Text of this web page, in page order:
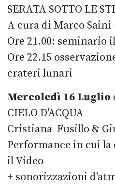
SERATA SOTTO LE
A cura di Marco Saini
Ore 21.00: seminario
Ore 22.15
crateri lunari
Mercoledì 16 Luglio
CIELO D'ACQUA
Cristiana Fusillo &
Performance in cui la
il Video
+ sonorizzazioni